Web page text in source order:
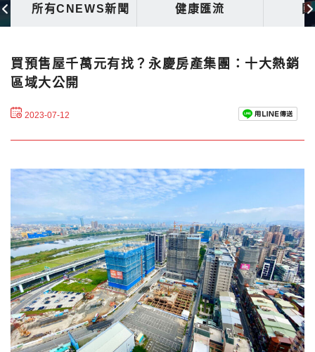
所有CNEWS新聞 健康匯流
買預售屋千萬元有找？永慶房產集團：十大熱銷
區域大公開
2023-07-12